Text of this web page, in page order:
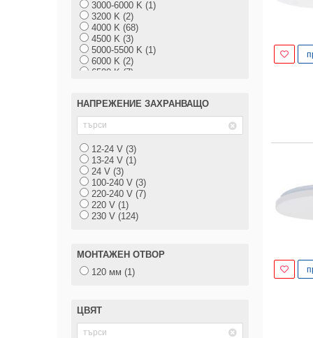
400 мм (2)
426 мм (1)
430 мм (1)
445 мм (1)
459 мм (1)
470 мм (1)
500 мм (2)
600 мм (1)
618 мм (1)
662 мм (1)
1152 мм (1)
1180 мм (1)
1200 мм (4)
1228 мм (1)
1230 мм (1)
1262 мм (2)
1278 мм (1)
3000-6000 K (1)
3200 K (2)
4000 K (68)
4500 K (3)
5000-5500 K (1)
6000 K (2)
6500 K (7)
НАПРЕЖЕНИЕ ЗАХРАНВАЩО
12-24 V (3)
13-24 V (1)
24 V (3)
100-240 V (3)
220-240 V (7)
220 V (1)
230 V (124)
МОНТАЖЕН ОТВОР
120 мм (1)
ЦВЯТ